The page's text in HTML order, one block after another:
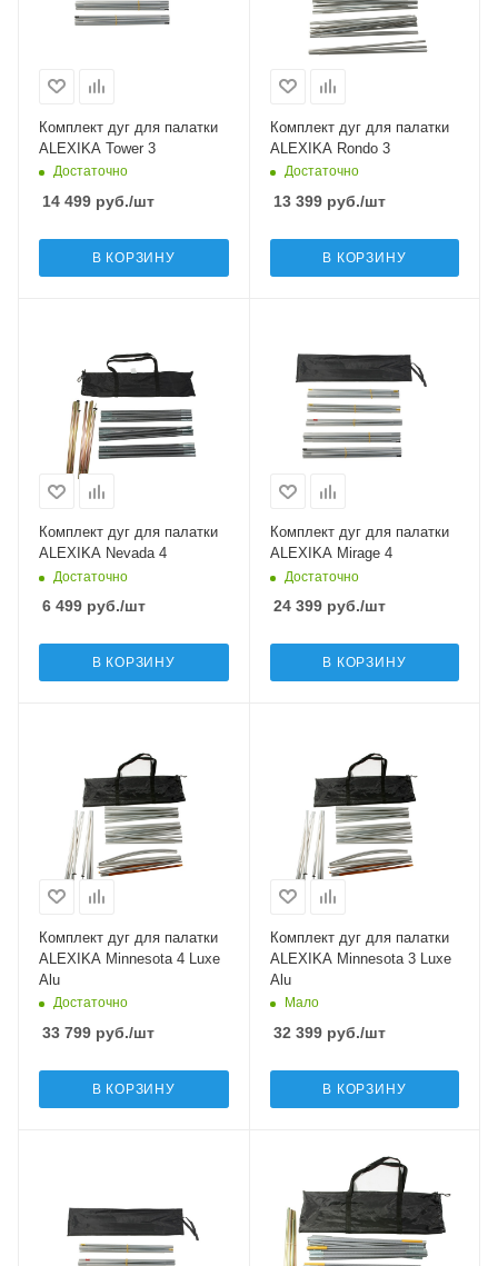
Комплект дуг для палатки
ALEXIKA Tower 3
Достаточно
14 499 руб./шт
В КОРЗИНУ
Комплект дуг для палатки
ALEXIKA Rondo 3
Достаточно
13 399руб./шт
В КОРЗИНУ
Комплект дуг для палатки
ALEXIKA Nevada 4
Достаточно
6 499 руб./шт
В КОРЗИНУ
Комплект дуг для палатки
ALEXIKA Mirage 4
Достаточно
24 399руб./шт
В КОРЗИНУ
Комплект дуг для палатки
ALEXIKA Minnesota 4 Luxe
Alu
Достаточно
33 799 руб./шт
В КОРЗИНУ
Комплект дуг для палатки
ALEXIKA Minnesota 3 Luxe
Alu
Мало
32 399руб./шт
В КОРЗИНУ